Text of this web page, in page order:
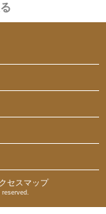
セスマップ